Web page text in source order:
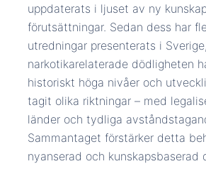
uppdaterats i ljuset av ny
förutsättningar. Sedan dess har
utredningar presenterats i
narkotikarelaterade dödligheten
historiskt höga nivåer och
tagit olika riktningar – med
länder och tydliga
Sammantaget förstärker detta
nyanserad och kunskapsbaserad